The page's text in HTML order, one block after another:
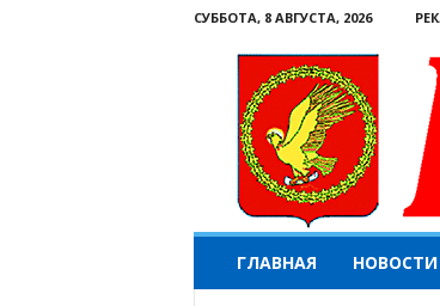
СУББОТА, 8 АВГУСТА, 2026
ш
ГЛАВНАЯ НОВОСТИ